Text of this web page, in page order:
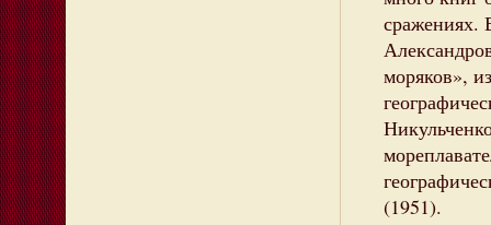
сражениях.
моряков»,
(1951).